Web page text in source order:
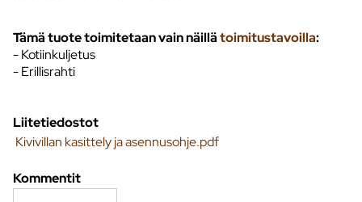
Tämä tuote toimitetaan vain näillätoimitustavoilla:
- Kotiinkuljetus
- Erillisrahti
Liitetiedostot
Kivivillan kasittely ja asennusohje.pdf
Kommentit